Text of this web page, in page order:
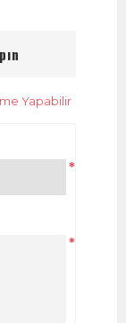
Yapabilir
*
*